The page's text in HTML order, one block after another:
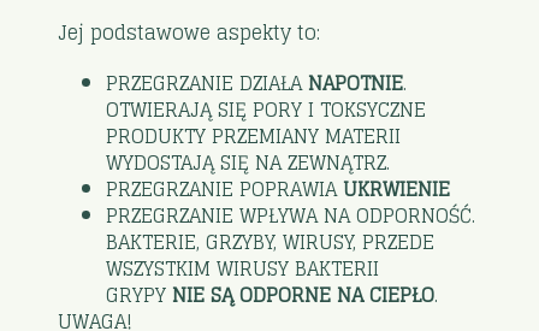
Jej podstawowe aspekty to:
PRZEGRZANIE DZIAŁANAPOTNIE.
OTWIERAJĄ SIĘ PORY I TOKSYCZNE
PRODUKTY PRZEMIANY MATERII
WYDOSTAJĄ SIĘ NA ZEWNĄTRZ.
PRZEGRZANIE POPRAWIAUKRWIENIE
PRZEGRZANIE WPŁYWA NA ODPORNOŚĆ.
BAKTERIE, GRZYBY, WIRUSY, PRZEDE
WSZYSTKIM WIRUSY BAKTERII
GRYPY NIE SĄ ODPORNE NA CIEPŁO.
UWAGA!